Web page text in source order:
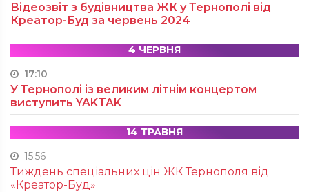
Відеозвіт з будівництва ЖК у Тернополі від
Креатор-Буд за червень 2024
4 ЧЕРВНЯ
17:10
У Тернополі із великим літнім концертом
виступить YAKTAK
14 ТРАВНЯ
15:56
Тиждень спеціальних цін ЖК Тернополя від
«Креатор-Буд»